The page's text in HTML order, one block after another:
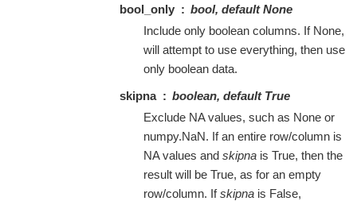
bool_only
bool, default None
Include only boolean columns. If None,
will attempt to use everything, then use
only boolean data.
skipna
boolean, default True
Exclude NA values, such as None or
numpy.NaN. If an entire row/column is
NA values and skipna is True, then the
result will be True, as for an empty
row/column. Ifskipna is False,